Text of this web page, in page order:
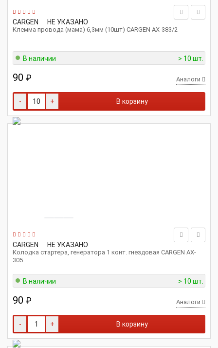
CARGEN НЕ УКАЗАНО
Клемма провода (мама) 6,3мм (10шт) CARGEN АХ-383/2
В наличии > 10 шт.
90 ₽ Аналоги
- + В корзину
CARGEN НЕ УКАЗАНО
Колодка стартера, генератора 1 конт. гнездовая CARGEN AX-
305
В наличии > 10 шт.
90 ₽ Аналоги
- + В корзину